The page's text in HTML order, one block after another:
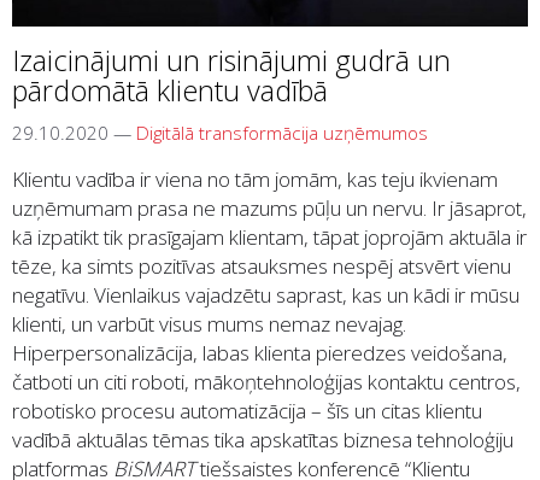
Izaicinājumi un risinājumi gudrā un
pārdomātā klientu vadībā
29.10.2020 — Digitālā transformācija uzņēmumos
Klientu vadība ir viena no tām jomām, kas teju ikvienam
uzņēmumam prasa ne mazums pūļu un nervu. Ir jāsaprot,
kā izpatikt tik prasīgajam klientam, tāpat joprojām aktuāla ir
tēze, ka simts pozitīvas atsauksmes nespēj atsvērt vienu
negatīvu. Vienlaikus vajadzētu saprast, kas un kādi ir mūsu
klienti, un varbūt visus mums nemaz nevajag.
Hiperpersonalizācija, labas klienta pieredzes veidošana,
čatboti un citi roboti, mākoņtehnoloģijas kontaktu centros,
robotisko procesu automatizācija – šīs un citas klientu
vadībā aktuālas tēmas tika apskatītas biznesa tehnoloģiju
platformas BiSMARTtiešsaistes konferencē “Klientu